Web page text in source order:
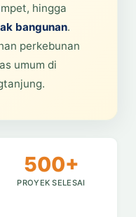
hingga
bangunan.
perkebunan
umum di
500+
PROYEK SELESAI